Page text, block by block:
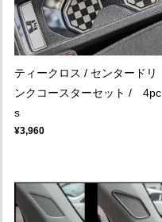
ティークロス / センタードリ
ンクコースターセット / 4pc
s
¥3,960